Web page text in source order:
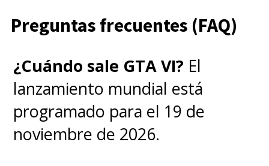
Preguntas frecuentes (FAQ)
¿Cuándo sale GTA VI? El
lanzamiento mundial está
programado para el 19 de
noviembre de 2026.